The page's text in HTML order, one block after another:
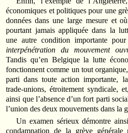
économiques et politiques pour une
données dans une large mesure et
pourtant jamais appliquée dans la
une autre condition importante
interpénétration du mouvement
Tandis qu’en Belgique la lutte
fonctionnent comme un tout
parti dans toute action importante,
trade-unions, étroitement syndicale,
ainsi que l’absence d’un fort parti
l’union des deux mouvements dans la
Un examen sérieux démontre
condamnation de la grève générale